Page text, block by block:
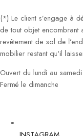
(*) Le client s’engage à
de tout objet encombrant
revêtement de sol de
mobilier restant qu’il
Ouvert du lundi au
Fermé le dimanche